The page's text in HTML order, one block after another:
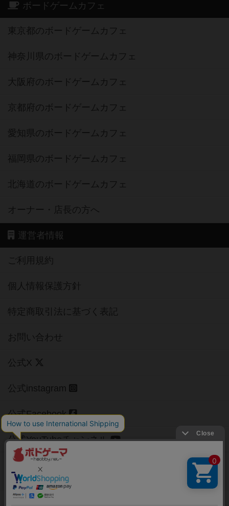
ボードゲームカフェ
東京都のボードゲームカフェ
神奈川県のボードゲームカフェ
大阪府のボードゲームカフェ
京都府のボードゲームカフェ
愛知県のボードゲームカフェ
福岡県のボードゲームカフェ
北海道のボードゲームカフェ
オーナー・店長の方へ
運営者情報
ご利用規約
個人情報保護方針
特定商取引法に基づく表記
お問い合わせ
公式X
公式instagram
公式Facebook
公式YouTubeチャンネル